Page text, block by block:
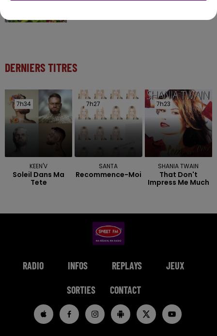
DERNIERS TITRES
7h34
7h34
KEEN'V
Soleil Dans Ma
Tete
7h27
7h27
SANTA
Recommence-Moi
7h23
7h23
SHANIA TWAIN
That Don't
Impress Me Much
RADIO INFOS REPLAYS JEUX
SORTIES CONTACT